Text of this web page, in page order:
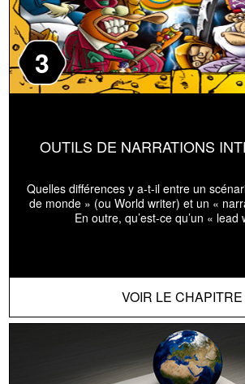
3
OUTILS DE NARRATIONS
Quelles différences y a-t-il entre un
de monde » (ou World writer) et un «
En outre, qu’est-ce qu’un « lead
VOIR LE CHAPITRE